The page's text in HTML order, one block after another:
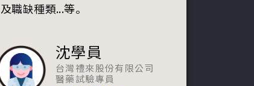
及職缺種類...等。
沈學員
台灣禮來股份有限公司
醫藥試驗專員